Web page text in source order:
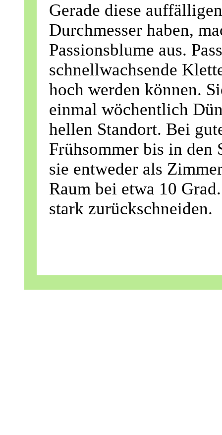
Gerade diese
Durchmesser haben,
Passionsblume aus.
schnellwachsende
hoch werden können.
einmal wöchentlich
hellen Standort. Bei
Frühsommer bis in den
sie entweder als
Raum bei etwa 10
stark zurückschneiden.